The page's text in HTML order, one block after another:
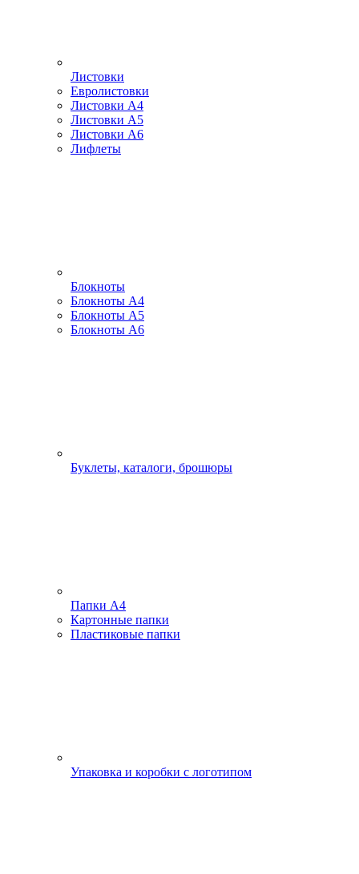
Листовки
Евролистовки
Листовки А4
Листовки А5
Листовки А6
Лифлеты
Блокноты
Блокноты А4
Блокноты А5
Блокноты А6
Буклеты, каталоги, брошюры
Папки А4
Картонные папки
Пластиковые папки
Упаковка и коробки с логотипом